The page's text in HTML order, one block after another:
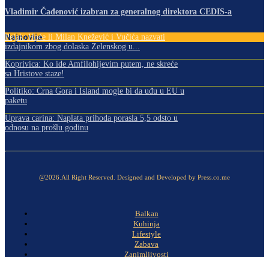
Vladimir Čađenović izabran za generalnog direktora CEDIS-a
Najnovije
Pejak: Hoće li Milan Knežević i Vučića nazvati
izdajnikom zbog dolaska Zelenskog u...
Koprivica: Ko ide Amfilohijevim putem, ne skreće
sa Hristove staze!
Politiko: Crna Gora i Island mogle bi da uđu u EU u
paketu
Uprava carina: Naplata prihoda porasla 5,5 odsto u
odnosu na prošlu godinu
@2026.All Right Reserved. Designed and Developed by Press.co.me
Balkan
Kuhinja
Lifestyle
Zabava
Zanimljivosti